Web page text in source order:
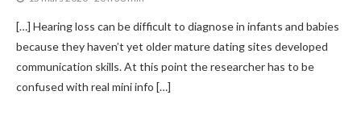
[…] Hearing loss can be difficult to diagnose in infants and babies
because they haven’t yet older mature dating sites developed
communication skills. At this point the researcher has to be
confused with real mini info […]